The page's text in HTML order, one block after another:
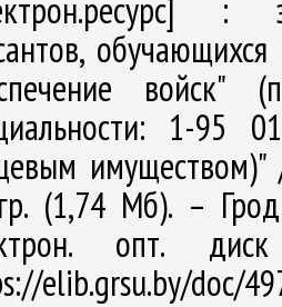
:
войск"
1-95
имуществом)"
(1,74 Мб). –
опт.
elib.grsu.by/doc/